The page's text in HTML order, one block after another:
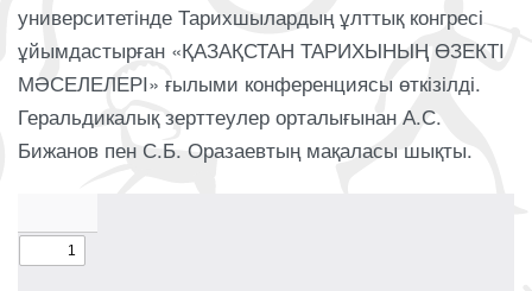
университетінде Тарихшылардың ұлттық конгресі
ұйымдастырған «ҚАЗАҚСТАН ТАРИХЫНЫҢ ӨЗЕКТІ
МӘСЕЛЕЛЕРІ» ғылыми конференциясы өткізілді.
Геральдикалық зерттеулер орталығынан А.С.
Бижанов пен С.Б. Оразаевтың мақаласы шықты.